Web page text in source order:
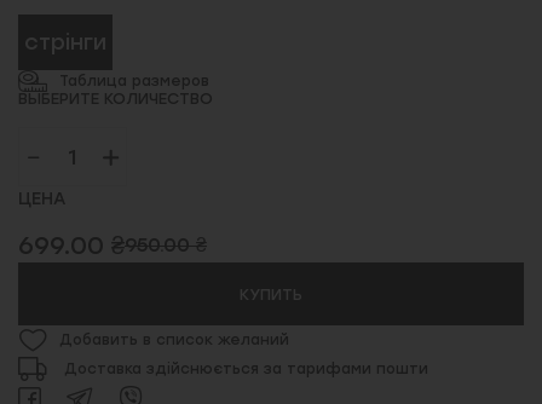
стрінги
Таблица размеров
ВЫБЕРИТЕ КОЛИЧЕСТВО
ЦЕНА
699.00 ₴950.00 ₴
КУПИТЬ
Добавить в список желаний
Доставка здійснюється за тарифами пошти